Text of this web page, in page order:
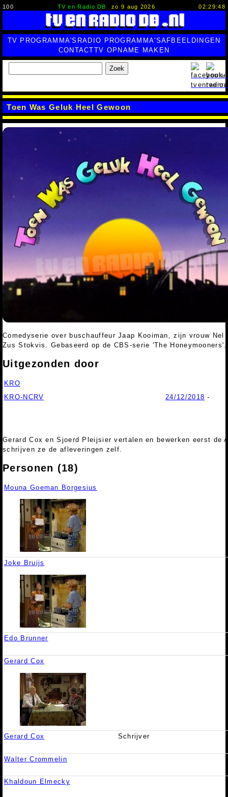
100 TV en Radio DB zo 9 aug 2026 02:29:49
TV PROGRAMMA'S RADIO PROGRAMMA'SAFBEELDINGEN
CONTACTTV OPNAME MAKEN
Zoek
Toen Was Geluk Heel Gewoon
Comedyserie over buschauffeur Jaap Kooiman, zijn vrouw Nel
Zus Stokvis. Gebaseerd op de CBS-serie 'The Honeymooners'.
Uitgezonden door
KRO
KRO-NCRV
24/12/2018 -
Gerard Cox en Sjoerd Pleijsier vertalen en bewerken eerst de
schrijven ze de afleveringen zelf.
Personen (18)
Mouna Goeman Borgesius
Joke Bruijs
Edo Brunner
Gerard Cox
Gerard Cox Schrijver
Walter Crommelin
Khaldoun Elmecky